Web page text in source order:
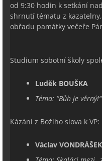
od 9:30 hodin k setkání
shrnutí tématu z
obřadu památky večeře
Studium sobotní školy
Luděk BOUŠKA
Téma: “Bůh je věrný!“
Kázání z Božího slova k VP:
Václav VONDRÁŠEK